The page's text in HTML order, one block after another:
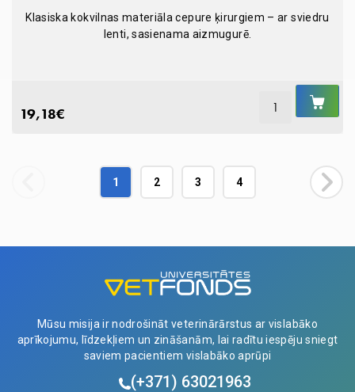
Klasiska kokvilnas materiāla cepure ķirurgiem – ar sviedru
lenti, sasienama aizmugurē.
19,18€
1 2 3 4
Mūsu misija ir nodrošināt veterinārārstus ar vislabāko
aprīkojumu, līdzekļiem un zināšanām, lai radītu iespēju sniegt
saviem pacientiem vislabāko aprūpi
(+371) 63021963